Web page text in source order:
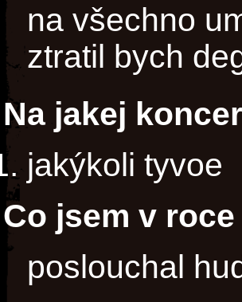
na všechno
ztratil bych
Na jakej
jakýkoli tyvoe
Co jsem v
poslouchal